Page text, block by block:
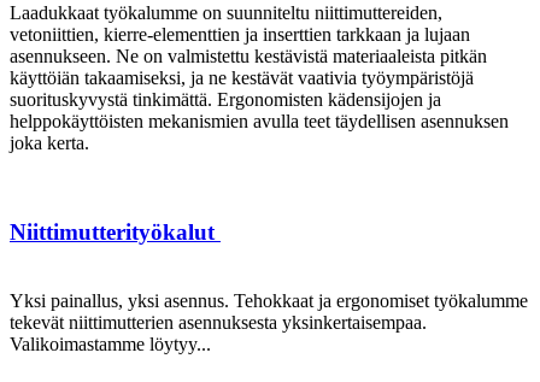
Laadukkaat työkalumme on suunniteltu niittimuttereiden,
vetoniittien, kierre-elementtien ja inserttien tarkkaan ja lujaan
asennukseen. Ne on valmistettu kestävistä materiaaleista pitkän
käyttöiän takaamiseksi, ja ne kestävät vaativia työympäristöjä
suorituskyvystä tinkimättä. Ergonomisten kädensijojen ja
helppokäyttöisten mekanismien avulla teet täydellisen asennuksen
joka kerta.
Niittimutterityökalut
Yksi painallus, yksi asennus. Tehokkaat ja ergonomiset työkalumme
tekevät niittimutterien asennuksesta yksinkertaisempaa.
Valikoimastamme löytyy...